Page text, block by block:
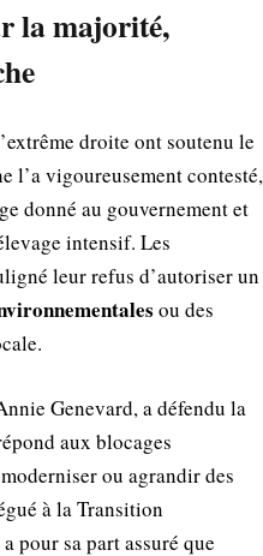
la majorité,
droite ont soutenu le
l’a vigoureusement contesté,
donné au gouvernement et
intensif. Les
leur refus d’autoriser un
ou des
Genevard, a défendu la
aux blocages
ou agrandir des
à la Transition
pour sa part assuré que